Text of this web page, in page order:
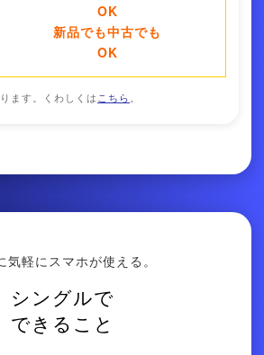
OK
新品でも中古でも
OK
ます。くわしくは こちら
気軽にスマホが使える。
シングルで
できること